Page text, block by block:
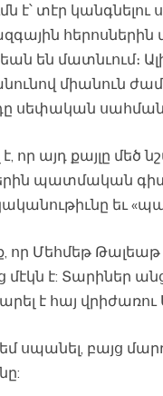
է՝ տէր
են մատնւում։
միանուն
սեփական
է, որ այդ քայլը
պատմական
եւ
որ Մեհմեթ
է: Տարիներ
է հայ վրիժառու
սպանել, բայց